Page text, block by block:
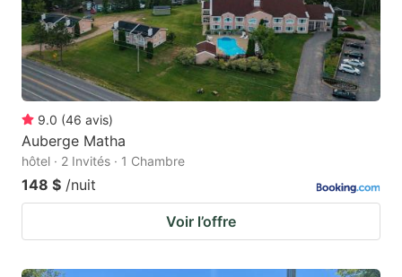
9.0 (46 avis)
Auberge Matha
hôtel · 2 Invités · 1 Chambre
148 $ /nuit
Voir l’offre